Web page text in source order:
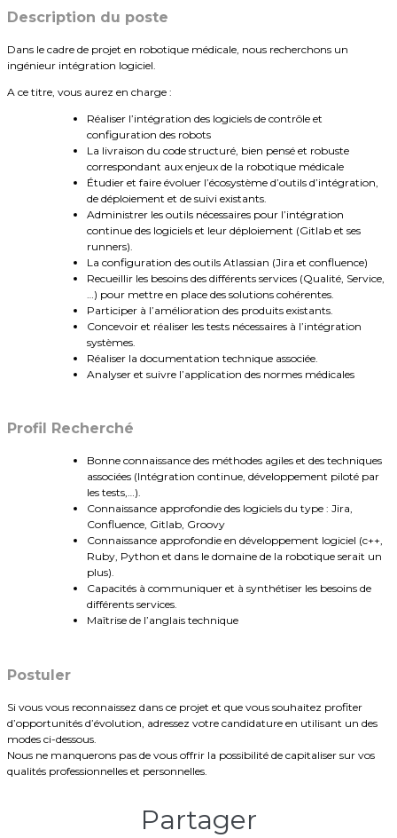
Description du poste
Dans le cadre de projet en robotique médicale, nous recherchons un
ingénieur intégration logiciel.
A ce titre, vous aurez en charge :
Réaliser l’intégration des logiciels de contrôle et
configuration des robots
La livraison du code structuré, bien pensé et robuste
correspondant aux enjeux de la robotique médicale
Étudier et faire évoluer l’écosystème d’outils d’intégration,
de déploiement et de suivi existants.
Administrer les outils nécessaires pour l’intégration
continue des logiciels et leur déploiement (Gitlab et ses
runners).
La configuration des outils Atlassian (Jira et confluence)
Recueillir les besoins des différents services (Qualité, Service,
…) pour mettre en place des solutions cohérentes.
Participer à l’amélioration des produits existants.
Concevoir et réaliser les tests nécessaires à l’intégration
systèmes.
Réaliser la documentation technique associée.
Analyser et suivre l’application des normes médicales
Profil Recherché
Bonne connaissance des méthodes agiles et des techniques
associées (Intégration continue, développement piloté par
les tests,…).
Connaissance approfondie des logiciels du type : Jira,
Confluence, Gitlab, Groovy
Connaissance approfondie en développement logiciel (c++,
Ruby, Python et dans le domaine de la robotique serait un
plus).
Capacités à communiquer et à synthétiser les besoins de
différents services.
Maîtrise de l’anglais technique
Postuler
Si vous vous reconnaissez dans ce projet et que vous souhaitez profiter
d’opportunités d’évolution, adressez votre candidature en utilisant un des
modes ci-dessous.
Nous ne manquerons pas de vous offrir la possibilité de capitaliser sur vos
qualités professionnelles et personnelles.
Partager​